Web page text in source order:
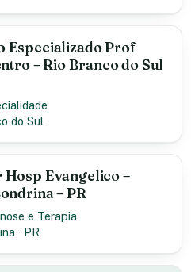
Especializado Prof
– Rio Branco do Sul
do Sul
Evangelico –
– PR
e Terapia
· PR